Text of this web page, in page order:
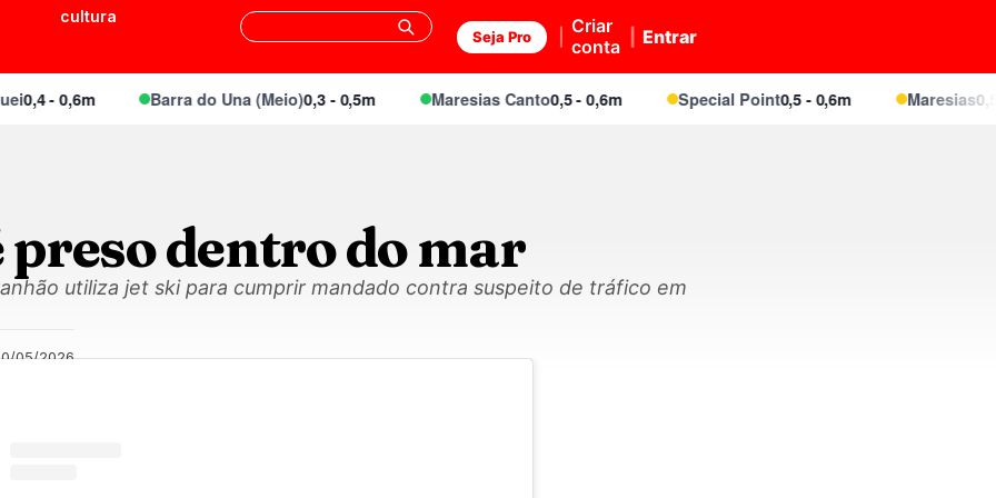
cultura
Seja Pro
Criar
conta
Entrar
- 0,6m Barra do Una (Meio)0,3 - 0,5m Maresias Canto0,5 - 0,6m Special Point0,5 - 0,6m Maresias0,5 -
preso dentro do mar
utiliza jet ski para cumprir mandado contra suspeito de tráfico em
05/2026